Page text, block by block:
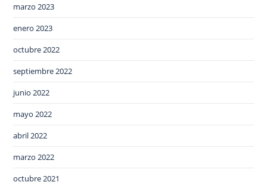
marzo 2023
enero 2023
octubre 2022
septiembre 2022
junio 2022
mayo 2022
abril 2022
marzo 2022
octubre 2021